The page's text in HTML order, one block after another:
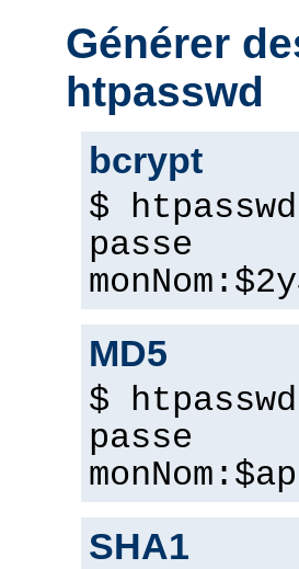
Générer
htpasswd
bcrypt
$
passe
MD5
$ htpasswd
passe
SHA1